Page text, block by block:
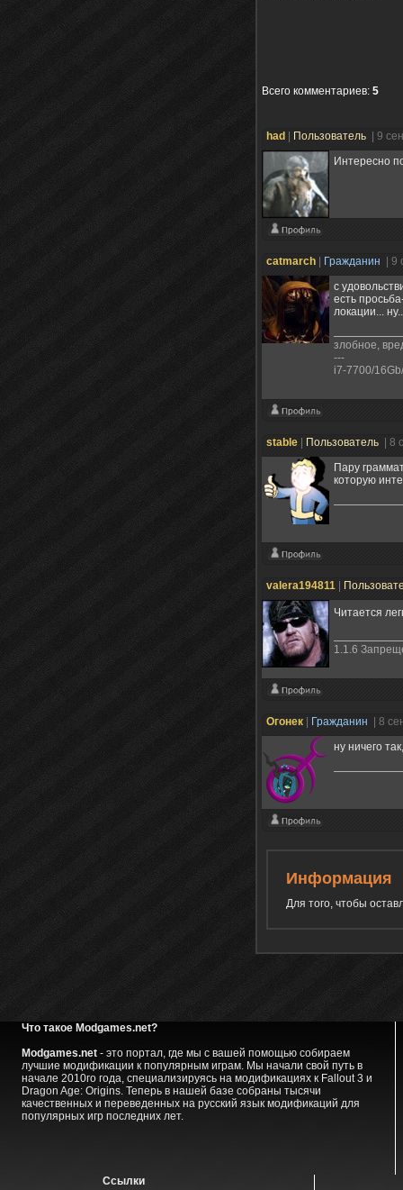
Всего комментариев: 5
had Пользователь
| 9
Интересно
catmarch Гражданин
|
с
есть
локации...
злобное,
---
i7-7700/
stable Пользователь
| 8
Пару
которую
valera194811
Читается
1.1.6
Огонек Гражданин
| 8
ну ничего
Информация
Для того, чтобы
Что такое Modgames.net?
Modgames.net- это портал, где мы с вашей помощью собираем
лучшие модификации к популярным играм. Мы начали свой путь в
начале 2010го года, специализируясь на модификациях к Fallout 3 и
Dragon Age: Origins. Теперь в нашей базе собраны тысячи
качественных и переведенных на русский язык модификаций для
популярных игр последних лет.
Ссылки